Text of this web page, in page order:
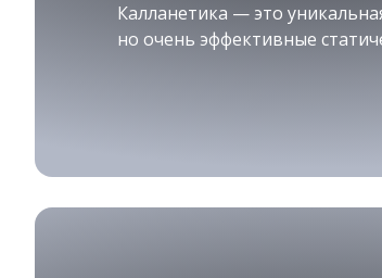
Калланетика — это
но очень эффективные